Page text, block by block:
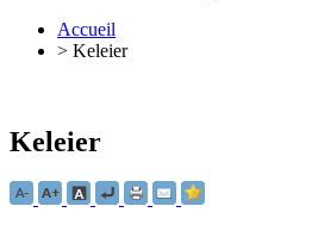
Accueil
> Keleier
Keleier